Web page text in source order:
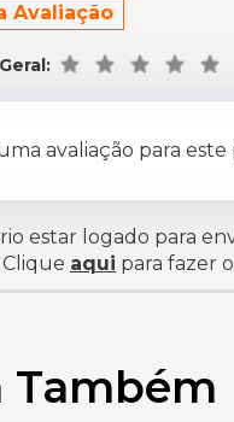
Avaliação
avaliação para
estar logado para
Clique aqui para fazer
Também